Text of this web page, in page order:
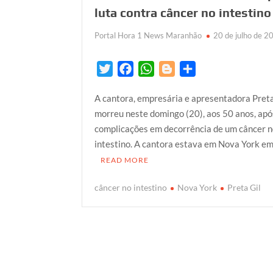
luta contra câncer no intestino
Portal Hora 1 News Maranhão 20 de julho de
i
t
t
e
r
c
e
b
o
o
W
a
t
s
A
o
g
g
e
a
r
e
A cantora, empresária e apresentadora
morreu neste domingo (20), aos 50 anos,
complicações em decorrência de um câncer
intestino. A cantora estava em Nova York em
READ MORE
câncer no intestino Nova York Preta Gil